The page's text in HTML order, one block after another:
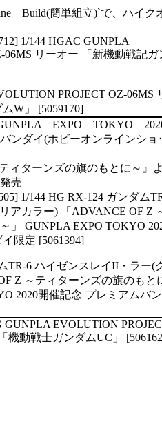
Build(簡単組立)`で、ハイク
1/144 HGAC GUNPLA
06MS リーオー 「新機動戦記ガ
GUNPLA EXPO TOKYO
ンダイ(ホビーオンラインショ
ターンズの旗のもとに～』
売
1/144 HG RX-124 ガンダム
アカラー) 「ADVANCE OF Z
」 GUNPLA EXPO TOKYO
限定 [5061394]
GUNPLA EVOLUTION
機動戦士ガンダムUC」